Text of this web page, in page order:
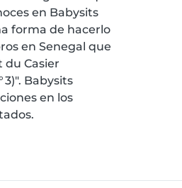
en Babysits
forma de hacerlo
en Senegal que
Casier
Babysits
en los